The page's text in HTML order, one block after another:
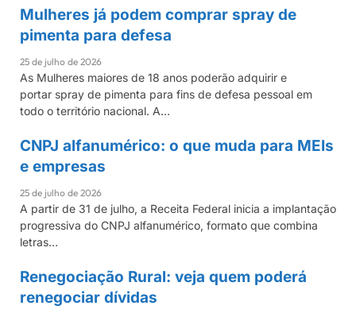
GIRO DE NOTÍCIAS
Mulheres já podem comprar spray de
pimenta para defesa
25 de julho de 2026
As Mulheres maiores de 18 anos poderão adquirir e
portar spray de pimenta para fins de defesa pessoal em
todo o território nacional. A…
GIRO DE NOTÍCIAS
CNPJ alfanumérico: o que muda para MEIs
e empresas
25 de julho de 2026
A partir de 31 de julho, a Receita Federal inicia a implantação
progressiva do CNPJ alfanumérico, formato que combina
letras…
GIRO DE NOTÍCIAS
Renegociação Rural: veja quem poderá
renegociar dívidas